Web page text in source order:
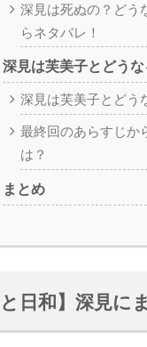
深見は死ぬの？どう
らネタバレ！
深見は芙美子とどうな
深見は芙美子とどう
最終回のあらすじか
は？
まとめ
日和】深見に